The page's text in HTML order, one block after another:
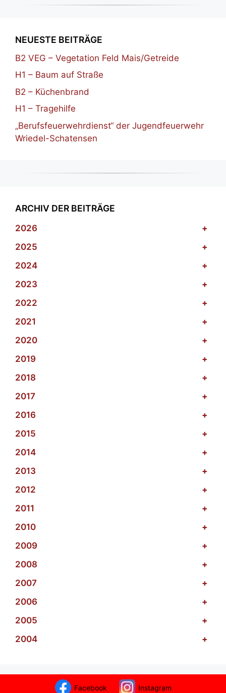
NEUESTE BEITRÄGE
B2 VEG – Vegetation Feld Mais/Getreide
H1 – Baum auf Straße
B2 – Küchenbrand
H1 – Tragehilfe
„Berufsfeuerwehrdienst“ der Jugendfeuerwehr
Wriedel-Schatensen
ARCHIV DER BEITRÄGE
2026
+
2025
+
2024
+
2023
+
2022
+
2021
+
2020
+
2019
+
2018
+
2017
+
2016
+
2015
+
2014
+
2013
+
2012
+
2011
+
2010
+
2009
+
2008
+
2007
+
2006
+
2005
+
2004
+
Facebook Instagram